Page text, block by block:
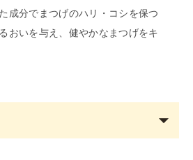
成分でまつげのハリ・コシを保つ
おいを与え、健やかなまつげをキ